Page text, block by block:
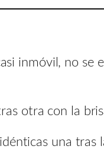
inmóvil, no se
otra con la
una